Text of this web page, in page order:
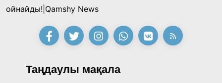
Қазақ тіліндегі «құт» концептісінің
09:21, 21 Шілде 2026
Абайдың адам тәрбиесі туралы
көзқарастарының өзектілігі
ойнайды!|Qamshy News
Таңдаулы мақала